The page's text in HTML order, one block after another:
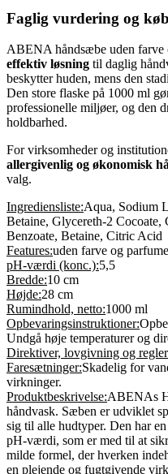
Faglig vurdering og
ABENA håndsæbe uden farve
effektiv løsning til daglig
beskytter huden, mens den
Den store flaske på 1000 ml
professionelle miljøer, og den
holdbarhed.
For virksomheder og
allergivenlig og økonomisk
valg.
Ingrediensliste:Aqua, Sodium
Betaine, Glycereth-2
Benzoate, Betaine, Citric Acid
Features:uden farve og parfume
pH-værdi (konc.):5,5
Bredde:10 cm
Højde:28 cm
Rumindhold, netto:1000 ml
Opbevaringsinstruktioner:
Undgå høje temperaturer og
Direktiver, lovgivning og
Faresætninger:Skadelig for
virkninger.
Produktbeskrivelse:ABENAs
håndvask. Sæben er udviklet
sig til alle hudtyper. Den har
pH-værdi, som er med til at
milde formel, der hverken
en plejende og fugtgivende